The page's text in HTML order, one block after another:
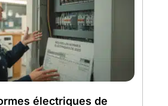
électriques de